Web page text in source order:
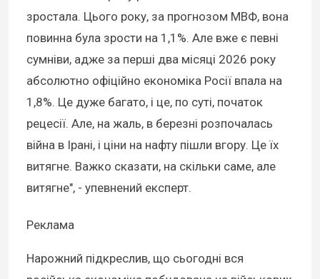
зростала. Цього року, за прогнозом МВФ, вона
повинна була зрости на 1,1%. Але вже є певні
сумніви, адже за перші два місяці 2026 року
абсолютно офіційно економіка Росії впала на
1,8%. Це дуже багато, і це, по суті, початок
рецесії. Але, на жаль, в березні розпочалась
війна в Ірані, і ціни на нафту пішли вгору. Це їх
витягне. Важко сказати, на скільки саме, але
витягне", - упевнений експерт.
Реклама
Нарожний підкреслив, що сьогодні вся